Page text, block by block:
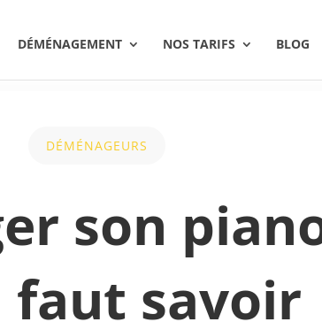
DÉMÉNAGEMENT NOS TARIFS BLOG
DÉMÉNAGEURS
son
faut savoir